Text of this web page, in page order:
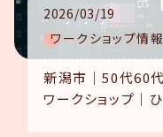
2026/03/19
ワークショップ情報
新潟市｜50代60
ワークショップ｜